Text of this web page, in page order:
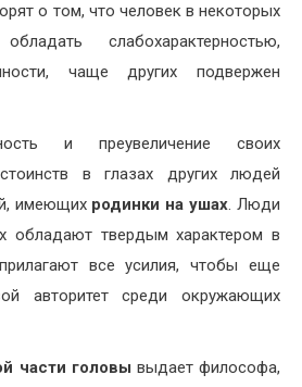
о том, что человек в некоторых
слабохарактерностью,
чаще других подвержен
и преувеличение своих
в глазах других людей
имеющих родинки на ушах. Люди
обладают твердым характером в
все усилия, чтобы еще
авторитет среди окружающих
части головы выдает философа,